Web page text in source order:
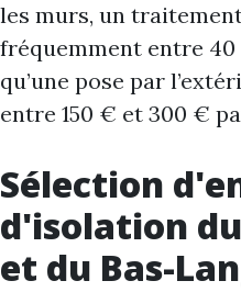
les murs, un
fréquemment entre
qu’une pose par
entre 150 € et 300 €
Sélection
d'isolation
et du Bas-